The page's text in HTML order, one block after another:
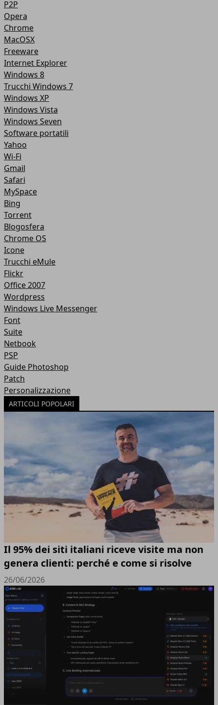
P2P
Opera
Chrome
MacOSX
Freeware
Internet Explorer
Windows 8
Trucchi Windows 7
Windows XP
Windows Vista
Windows Seven
Software portatili
Yahoo
Wi-Fi
Gmail
Safari
MySpace
Bing
Torrent
Blogosfera
Chrome OS
Icone
Trucchi eMule
Flickr
Office 2007
Wordpress
Windows Live Messenger
Font
Suite
Netbook
PSP
Guide Photoshop
Patch
Personalizzazione
ARTICOLI POPOLARI
Il 95% dei siti italiani riceve visite ma non
genera clienti: perché e come si risolve
26/06/2026